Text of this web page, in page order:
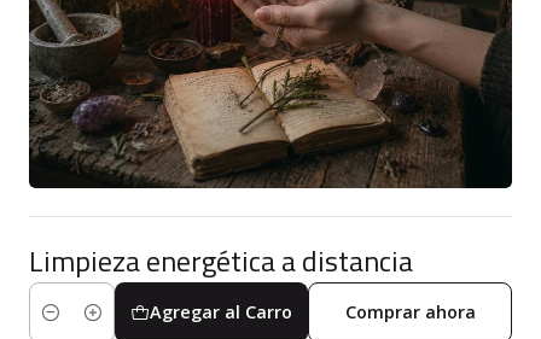
Limpieza energética a distancia
Cantidad
Agregar al Carro Comprar ahora